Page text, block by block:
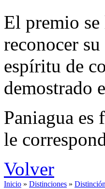
El premio
reconocer
espíritu de
demostrado
Paniagua
le
Volver
Inicio » Distinciones »